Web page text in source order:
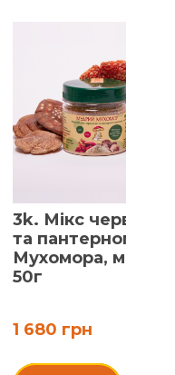
3k. Мікс
та пантерного
Мухомора,
50г
1 680 грн